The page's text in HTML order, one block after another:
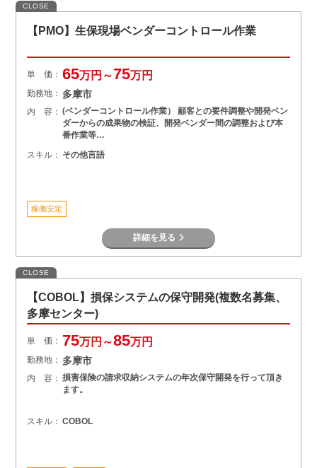
CLOSE
【PMO】生保現場ベンダーコントロール作業
単 価： 65万円～75万円
勤務地： 多摩市
内 容： (ベンダーコントロール作業） 顧客との要件調整や開発ベン
ダーからの成果物の検証、開発ベンダー間の調整および本
番作業等…
スキル： その他言語
稼働安定
詳細を見る
CLOSE
【COBOL】損保システムの保守開発(複数名募集、
多摩センター)
単 価： 75万円～85万円
勤務地： 多摩市
内 容： 損害保険の請求収納システムの年次保守開発を行って頂き
ます。
スキル： COBOL